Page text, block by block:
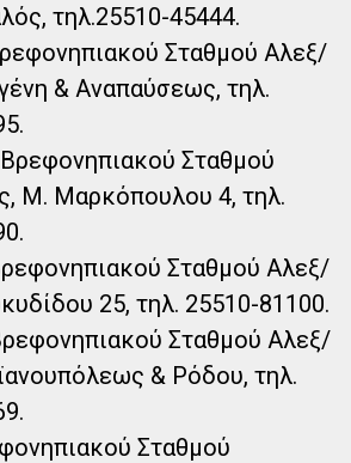
τηλ.25510-45444.
Σταθμού Αλεξ/
& Αναπαύσεως, τηλ.
Βρεφονηπιακού Σταθμού
Μ. Μαρκόπουλου 4, τηλ.
Σταθμού Αλεξ/
25, τηλ. 25510-81100.
Σταθμού Αλεξ/
& Ρόδου, τηλ.
Σταθμού